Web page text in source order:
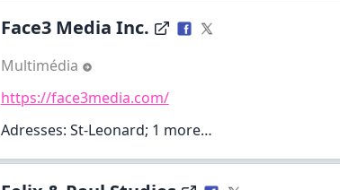
Face3 Media Inc.
Multimédia
https://face3media.com/
Adresses: St-Leonard; 1 more…